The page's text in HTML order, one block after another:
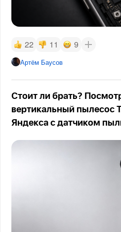
22 11 9
Артём Баусов
Стоит ли брать?
вертикальный пылесос
Яндекса с датчиком